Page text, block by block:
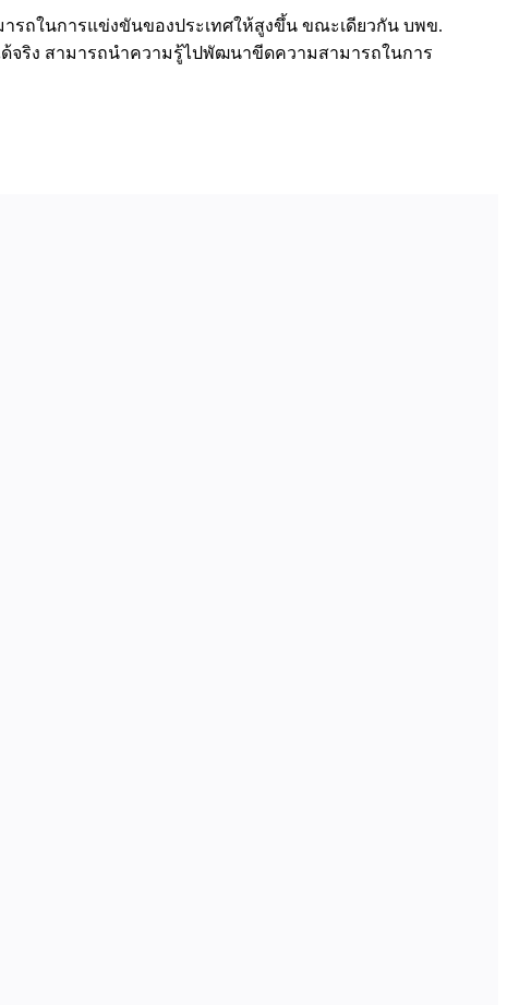
รถในการแข่งขันของประเทศให้สูงขึ้น ขณะเดียวกัน บพข.
จริง สามารถนำความรู้ไปพัฒนาขีดความสามารถในการ